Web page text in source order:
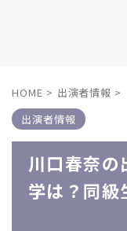
HOME > 出演者情報 >
出演者情報
川口春奈
学は？同級